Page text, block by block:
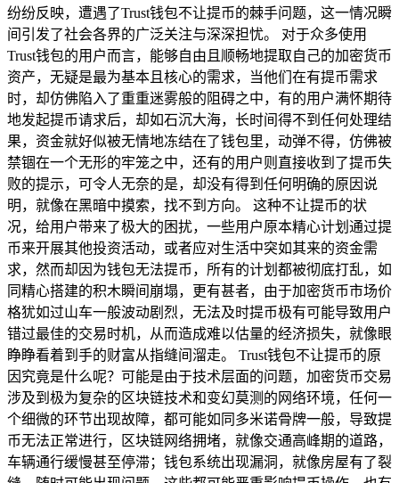
纷纷反映，遭遇了Trust钱包不让提币的棘手问题，这一情况瞬
间引发了社会各界的广泛关注与深深担忧。 对于众多使用
Trust钱包的用户而言，能够自由且顺畅地提取自己的加密货币
资产，无疑是最为基本且核心的需求，当他们在有提币需求
时，却仿佛陷入了重重迷雾般的阻碍之中，有的用户满怀期待
地发起提币请求后，却如石沉大海，长时间得不到任何处理结
果，资金就好似被无情地冻结在了钱包里，动弹不得，仿佛被
禁锢在一个无形的牢笼之中，还有的用户则直接收到了提币失
败的提示，可令人无奈的是，却没有得到任何明确的原因说
明，就像在黑暗中摸索，找不到方向。 这种不让提币的状
况，给用户带来了极大的困扰，一些用户原本精心计划通过提
币来开展其他投资活动，或者应对生活中突如其来的资金需
求，然而却因为钱包无法提币，所有的计划都被彻底打乱，如
同精心搭建的积木瞬间崩塌，更有甚者，由于加密货币市场价
格犹如过山车一般波动剧烈，无法及时提币极有可能导致用户
错过最佳的交易时机，从而造成难以估量的经济损失，就像眼
睁睁看着到手的财富从指缝间溜走。 Trust钱包不让提币的原
因究竟是什么呢？可能是由于技术层面的问题，加密货币交易
涉及到极为复杂的区块链技术和变幻莫测的网络环境，任何一
个细微的环节出现故障，都可能如同多米诺骨牌一般，导致提
币无法正常进行，区块链网络拥堵，就像交通高峰期的道路，
车辆通行缓慢甚至停滞；钱包系统出现漏洞，就像房屋有了裂